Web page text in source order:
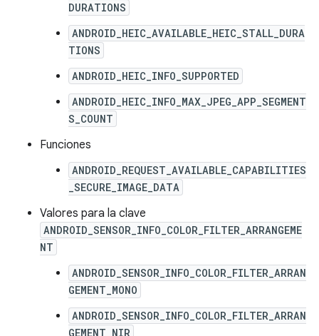
DURATIONS
ANDROID_HEIC_AVAILABLE_HEIC_STALL_DURA
TIONS
ANDROID_HEIC_INFO_SUPPORTED
ANDROID_HEIC_INFO_MAX_JPEG_APP_SEGMENT
S_COUNT
Funciones
ANDROID_REQUEST_AVAILABLE_CAPABILITIES
_SECURE_IMAGE_DATA
Valores para la clave
ANDROID_SENSOR_INFO_COLOR_FILTER_ARRANGEME
NT
ANDROID_SENSOR_INFO_COLOR_FILTER_ARRAN
GEMENT_MONO
ANDROID_SENSOR_INFO_COLOR_FILTER_ARRAN
GEMENT_NIR